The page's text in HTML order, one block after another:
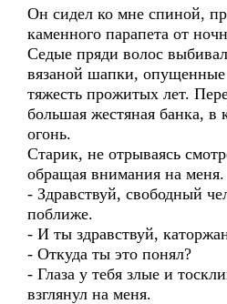
Он сидел ко мне спиной,
каменного парапета от
Седые пряди волос
вязаной шапки,
тяжесть прожитых лет.
большая жестяная банка, в
огонь.
Старик, не отрываясь
обращая внимания на меня.
- Здравствуй, свободный
поближе.
- И ты здравствуй,
- Откуда ты это понял?
- Глаза у тебя злые и
взглянул на меня.